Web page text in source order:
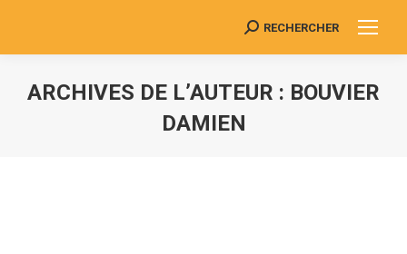
Search:
RECHERCHER
ARCHIVES DE L’AUTEUR : BOUVIER
DAMIEN